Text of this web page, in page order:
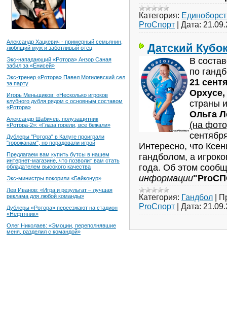
Александр Хацкевич - примерный семьянин,
любящий муж и заботливый отец
Экс-нападающий «Ротора» Анзор Саная
забил за «Енисей»
Экс-тренер «Ротора» Павел Могилевский сел
за парту
Игорь Меньщиков: «Несколько игроков
клубного дубля рядом с основным составом
«Ротора»
Александр Шабичев, полузащитник
«Ротора-2»: «Глаза горели, все бежали»
Дублеры "Ротора" в Калуге проиграли
"горожанам", но порадовали игрой
Предлагаем вам купить бутсы в нашем
интернет-магазине, что позволит вам стать
обладателем высокого качества
Экс-министры покорили «Байконур»
Лев Иванов: «Игра и результат – лучшая
реклама для любой команды»
Дублеры «Ротора» переезжают на стадион
«Нефтяник»
Олег Николаев: «Эмоции, переполнявшие
меня, разделил с командой»
Категория:
ProСпорт
Дата:
Датский
В
по
21
Орхусе,
страны
Ольга
(на
Интересно, что
гандболом, а
года. Об этом
информации
Категория: Гандбол
ProСпорт
Дата: